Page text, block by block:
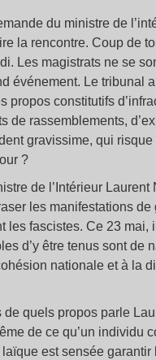
du ministre de
la rencontre. Coup de
Les magistrats ne se
événement. Le tribunal
constitutifs
de rassemblements,
gravissime, qui risque
?
de l’Intérieur
les manifestations
les fascistes. Ce 23 mai,
d’y être tenus sont de
nationale et à la
quels propos parle
de ce qu’un individu
est sensée garantir